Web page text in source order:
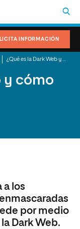
INFORMACIÓN
y cómo
a los
por medio
Dark Web.